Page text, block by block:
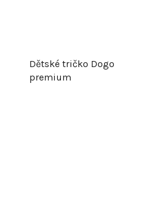
Dětské tričko Dogo
premium